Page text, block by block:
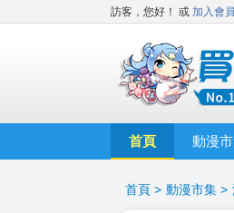
訪客，您好！ 或 加入會員
首頁 動漫
首頁 > 動漫市集 >